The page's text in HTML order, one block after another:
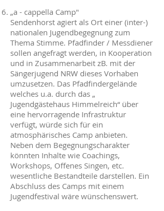
„a - cappella Camp"
Sendenhorst agiert als Ort einer (inter-)
nationalen Jugendbegegnung zum
Thema Stimme. Pfadfinder / Messdiener
sollen angefragt werden, in Kooperation
und in Zusammenarbeit zB. mit der
Sängerjugend NRW dieses Vorhaben
umzusetzen. Das Pfadfindergelände
welches u.a. durch das „
Jugendgästehaus Himmelreich“ über
eine hervorragende Infrastruktur
verfügt, würde sich für ein
atmosphärisches Camp anbieten.
Neben dem Begegnungscharakter
könnten Inhalte wie Coachings,
Workshops, Offenes Singen, etc.
wesentliche Bestandteile darstellen. Ein
Abschluss des Camps mit einem
Jugendfestival wäre wünschenswert.